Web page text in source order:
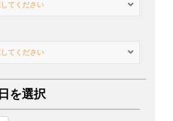
てください
てください
を選択